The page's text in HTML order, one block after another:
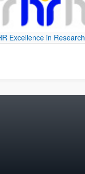
Excellence in Research